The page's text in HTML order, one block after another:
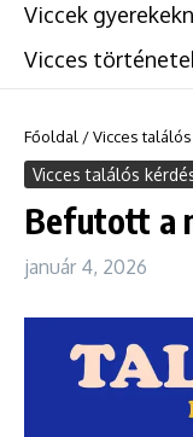
Viccek
Vicces
Főoldal /Vicces
Vicces találós
Befutott a
január 4, 2026